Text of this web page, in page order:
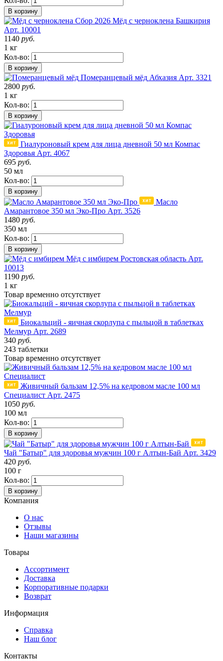
В корзину
Сбор 2026 Мёд с черноклена Башкирия
Арт. 10001
1140 руб.
1 кг
Кол-во:
В корзину
Померанцевый мёд Абхазия Арт. 3321
2800 руб.
1 кг
Кол-во:
В корзину
Гиалуроновый крем для лица дневной 50 мл Компас
Здоровья Арт. 4067
695 руб.
50 мл
Кол-во:
В корзину
Масло
Амарантовое 350 мл Эко-Про Арт. 3526
1480 руб.
350 мл
Кол-во:
В корзину
Мёд с имбирем Ростовская область Арт.
10013
1190 руб.
1 кг
Товар временно отсутствует
Биокальций - яичная скорлупа с пыльцой в таблетках
Мелмур Арт. 2689
340 руб.
243 таблетки
Товар временно отсутствует
Живичный бальзам 12,5% на кедровом масле 100 мл
Специалист Арт. 2475
1050 руб.
100 мл
Кол-во:
В корзину
Чай "Батыр" для здоровья мужчин 100 г Алтын-Бай Арт. 3429
420 руб.
100 г
Кол-во:
В корзину
Компания
О нас
Отзывы
Наши магазины
Товары
Ассортимент
Доставка
Корпоративные подарки
Возврат
Информация
Справка
Наш блог
Контакты